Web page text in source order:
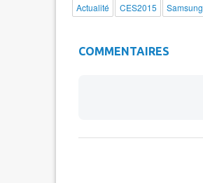
Actualité CES2015 Samsung
COMMENTAIRES